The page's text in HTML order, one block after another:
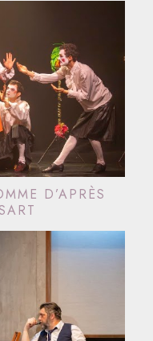
D’APRÈS